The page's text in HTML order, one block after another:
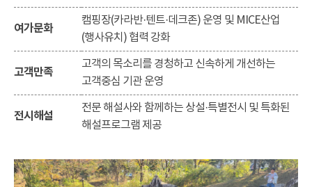
여가문화
캠핑장(카라반·텐트·데크존) 운영 및 MICE산업
(행사유치) 협력 강화
고객만족
고객의 목소리를 경청하고 신속하게 개선하는
고객중심 기관 운영
전시해설
전문 해설사와 함께하는 상설·특별전시 및 특화된
해설프로그램 제공